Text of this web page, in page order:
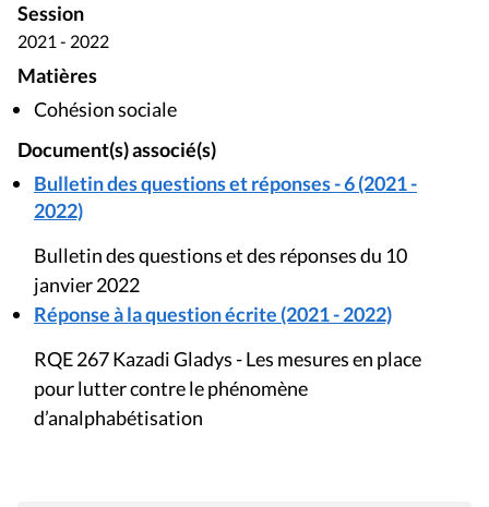
Session
2021 - 2022
Matières
Cohésion sociale
Document(s) associé(s)
Bulletin des questions et réponses - 6 (2021 -
2022)
Bulletin des questions et des réponses du 10
janvier 2022
Réponse à la question écrite (2021 - 2022)
RQE 267 Kazadi Gladys - Les mesures en place
pour lutter contre le phénomène
d’analphabétisation